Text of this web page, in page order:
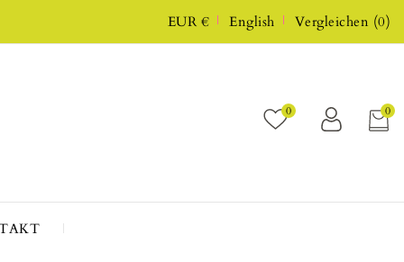
EUR € English Vergleichen (0)
0 0